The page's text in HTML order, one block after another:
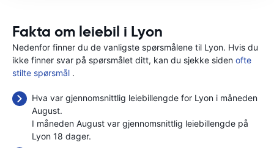
Fakta om leiebil i Lyon
Nedenfor finner du de vanligste spørsmålene til Lyon. Hvis du
ikke finner svar på spørsmålet ditt, kan du sjekke siden ofte
stilte spørsmål .
Hva var gjennomsnittlig leiebillengde for Lyon i måneden
August.
I måneden August var gjennomsnittlig leiebillengde på
Lyon 18 dager.